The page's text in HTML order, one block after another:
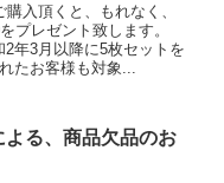
入頂くと、もれなく、
プレゼント致します。
2年3月以降に5枚セットを
たお客様も対象...
よる、商品欠品のお